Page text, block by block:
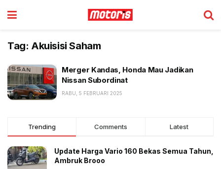
Tag: Akuisisi Saham
Merger Kandas, Honda Mau Jadikan
Nissan Subordinat
RABU, 5 FEBRUARI 2025
Trending Comments Latest
Update Harga Vario 160 Bekas Semua Tahun,
Ambruk Brooo